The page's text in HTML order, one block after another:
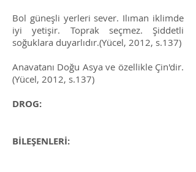
Bol güneşli yerleri sever. Ilıman iklimde
iyi yetişir. Toprak seçmez. Şiddetli
soğuklara duyarlıdır.(Yücel, 2012, s.137)
Anavatanı Doğu Asya ve özellikle Çin'dir.
(Yücel, 2012, s.137)
DROG:
BİLEŞENLERİ: